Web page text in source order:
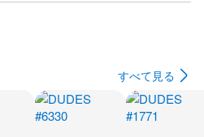
すべて見る